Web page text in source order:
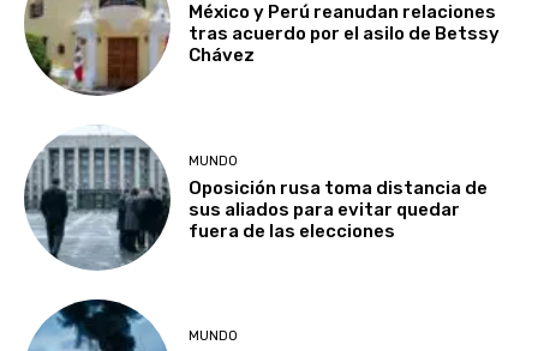
México y Perú reanudan relaciones
tras acuerdo por el asilo de Betssy
Chávez
MUNDO
Oposición rusa toma distancia de
sus aliados para evitar quedar
fuera de las elecciones
MUNDO